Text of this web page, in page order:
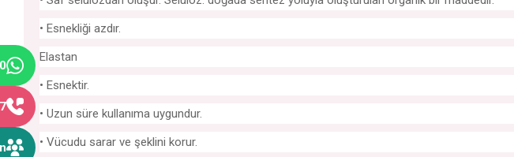
• Esnekliği azdır.
Elastan
• Esnektir.
• Uzun süre kullanıma uygundur.
• Vücudu sarar ve şeklini korur.